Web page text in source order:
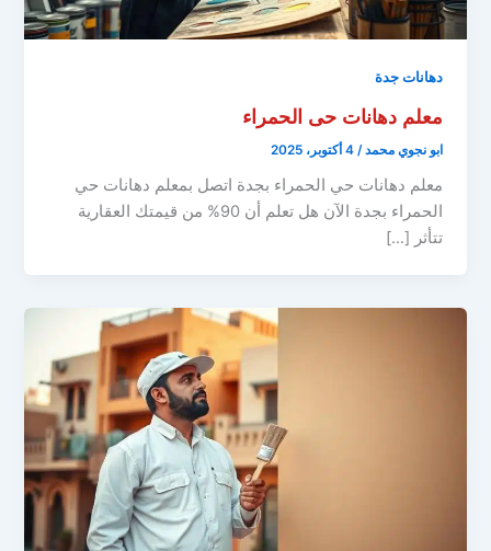
دهانات جدة
معلم دهانات حى الحمراء
ابو نجوي محمد/4 أكتوبر، 2025
معلم دهانات حي الحمراء بجدة اتصل بمعلم دهانات حي
الحمراء بجدة الآن هل تعلم أن 90% من قيمتك العقارية
تتأثر […]